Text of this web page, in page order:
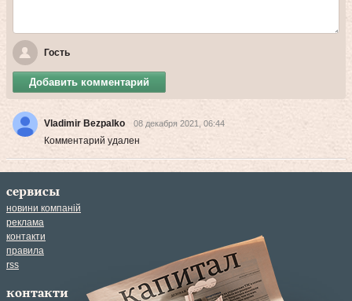
Гость
Добавить комментарий
Vladimir Bezpalko 08 декабря 2021, 06:44
Комментарий удален
сервисы
новини компаній
реклама
контакти
правила
rss
контакти